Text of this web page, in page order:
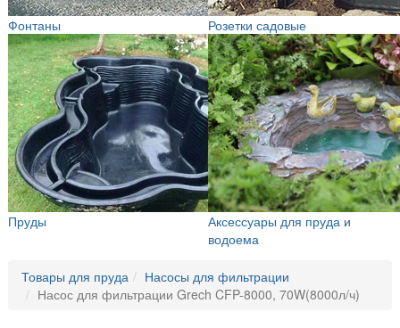
Фонтаны Розетки садовые
Пруды
Аксессуары для пруда и
водоема
Товары для пруда
Насосы для фильтрации
Насос для фильтрации Grech CFP-8000, 70W(8000л/ч)